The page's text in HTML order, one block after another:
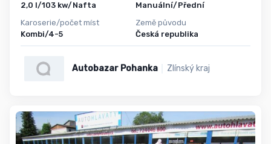
2,0 l/103 kw/Nafta
Karoserie/počet míst
Kombi/4-5
Manuální/Přední
Země původu
Česká republika
Autobazar Pohanka Zlínský kraj